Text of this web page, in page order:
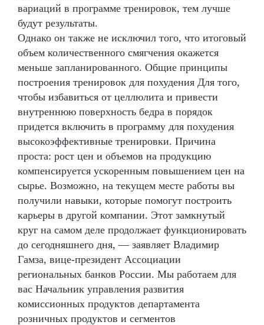
вариаций в программе тренировок, тем лучше
будут результаты.
Однако он также не исключил того, что итоговый
объем количественного смягчения окажется
меньше запланированного. Общие принципы
построения тренировок для похудения Для того,
чтобы избавиться от целлюлита и привести
внутреннюю поверхность бедра в порядок
придется включить в программу для похудения
высокоэффективные тренировки. Причина
проста: рост цен и объемов на продукцию
компенсируется ускоренным повышением цен на
сырье. Возможно, на текущем месте работы вы
получили навыки, которые помогут построить
карьеры в другой компании. Этот замкнутый
круг на самом деле продолжает функционировать
до сегодняшнего дня, — заявляет Владимир
Гамза, вице-президент Ассоциации
региональных банков России. Мы работаем для
вас Начальник управления развития
комиссионных продуктов департамента
розничных продуктов и сегментов